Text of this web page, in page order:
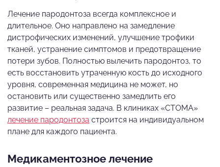
Лечение пародонтоза всегда комплексное и
длительное. Оно направлено на замедление
дистрофических изменений, улучшение трофики
тканей, устранение симптомов и предотвращение
потери зубов. Полностью вылечить пародонтоз, то
есть восстановить утраченную кость до исходного
уровня, современная медицина не может, но
остановить или существенно замедлить его
развитие – реальная задача. В клиниках «СТОМА»
лечение пародонтоза строится на индивидуальном
плане для каждого пациента.
Медикаментозное лечение